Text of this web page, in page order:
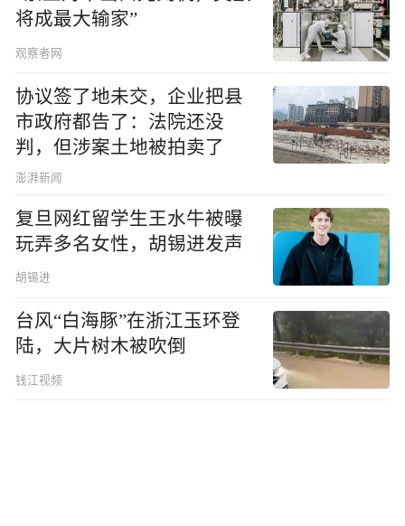
将成最大输家”
观察者网
协议签了地未交，企业把县
市政府都告了：法院还没
判，但涉案土地被拍卖了
澎湃新闻
复旦网红留学生王水牛被曝
玩弄多名女性，胡锡进发声
胡锡进
台风“白海豚”在浙江玉环登
陆，大片树木被吹倒
钱江视频